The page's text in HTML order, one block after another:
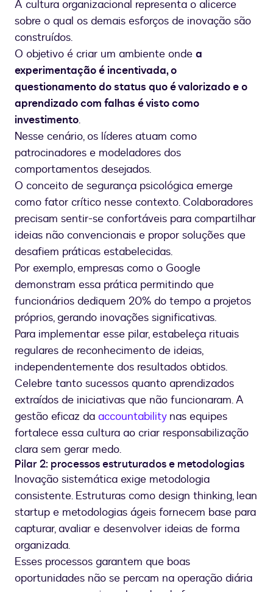
A cultura organizacional representa o alicerce
sobre o qual os demais esforços de inovação são
construídos.
O objetivo é criar um ambiente onde a
experimentação é incentivada, o
questionamento do status quo é valorizado e o
aprendizado com falhas é visto como
investimento.
Nesse cenário, os líderes atuam como
patrocinadores e modeladores dos
comportamentos desejados.
O conceito de segurança psicológica emerge
como fator crítico nesse contexto. Colaboradores
precisam sentir-se confortáveis para compartilhar
ideias não convencionais e propor soluções que
desafiem práticas estabelecidas.
Por exemplo, empresas como o Google
demonstram essa prática permitindo que
funcionários dediquem 20% do tempo a projetos
próprios, gerando inovações significativas.
Para implementar esse pilar, estabeleça rituais
regulares de reconhecimento de ideias,
independentemente dos resultados obtidos.
Celebre tanto sucessos quanto aprendizados
extraídos de iniciativas que não funcionaram. A
gestão eficaz da accountabilitynas equipes
fortalece essa cultura ao criar responsabilização
clara sem gerar medo.
Pilar 2: processos estruturados e metodologias
Inovação sistemática exige metodologia
consistente. Estruturas como design thinking, lean
startup e metodologias ágeis fornecem base para
capturar, avaliar e desenvolver ideias de forma
organizada.
Esses processos garantem que boas
oportunidades não se percam na operação diária